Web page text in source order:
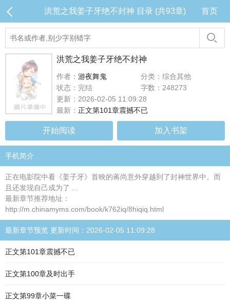
洪荒之我姜子牙绝不封神 目录 (共93章) 首页
洪荒之我姜子牙绝不封神
作者： 游夜舞鬼
分类：综合其他
状态：完结
字数：248273
更新：2026-02-05 11:09:28
最新： 正文第101章震撼不已
开始阅读 加入书架
手机简介
正在电影院中看《姜子牙》首映的蒋尚意外穿越到了封神世界中。而
且还发现自己成为了 ...
最新章节推荐地址：
http://m.chinamyms.com/book/k762iq/8hiqiq.html
最新章节预览 更新时间：2026-02-05 11:09:28
正文第101章震撼不已
正文第100章及时出手
正文第99章小菜一碟